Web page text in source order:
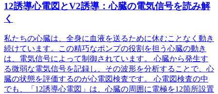
12誘導心電図とV2誘導：心臓の電気信号を読み解
く
私たちの心臓は、全身に血液を送るために休むことなく動き
続けています。この精巧なポンプの役割を担う心臓の動き
は、電気信号によって制御されています。 心臓から発生す
る微弱な電気信号を記録し、その波形を分析することで、心
臓の状態を評価するのが心電図検査です。 心電図検査の中
でも、「12誘導心電図」は、心臓の周囲に電極を12箇所設置